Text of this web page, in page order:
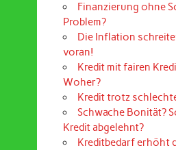
Finanzierung ohne
Problem?
Die Inflation
voran!
Kredit mit fairen
Woher?
Kredit trotz
Schwache Bonität?
Kredit abgelehnt?
Kreditbedarf erhöht